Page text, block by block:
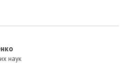
наук